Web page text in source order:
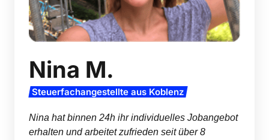
Nina M.
Steuerfachangestellte aus Koblenz
Nina hat binnen 24h ihr individuelles Jobangebot
erhalten und arbeitet zufrieden seit über 8